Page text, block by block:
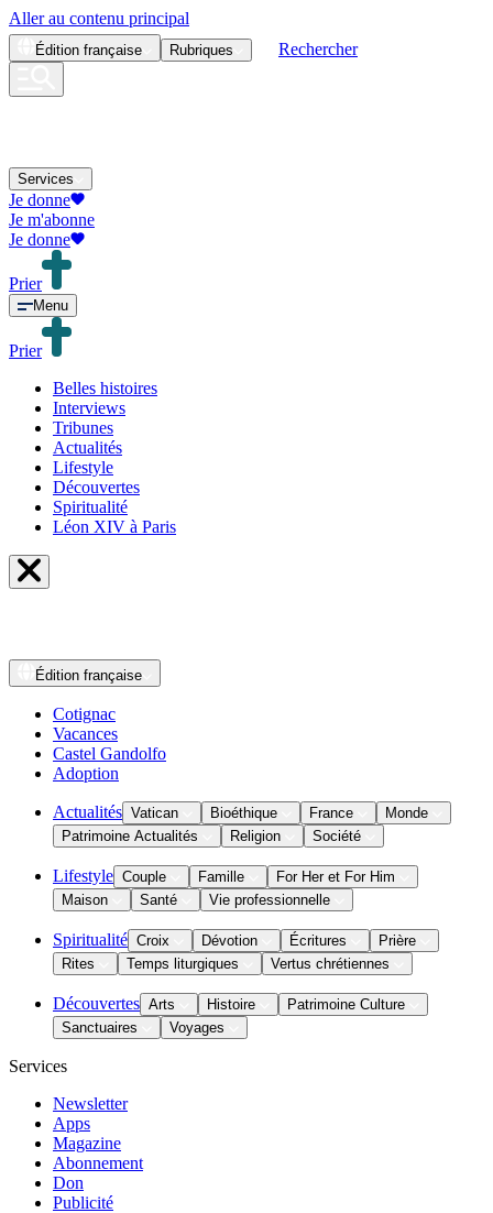
Aller au contenu principal
Édition française Rubriques Rechercher
Services
Je donne
Je m'abonne
Je donne
Prier
Menu
Prier
Belles histoires
Interviews
Tribunes
Actualités
Lifestyle
Découvertes
Spiritualité
Léon XIV à Paris
Édition française
Cotignac
Vacances
Castel Gandolfo
Adoption
Actualités Vatican Bioéthique France
Monde
Patrimoine Actualités
Religion Société
Lifestyle Couple Famille
For Her et For Him
Maison
Santé Vie professionnelle
Spiritualité Croix Dévotion Écritures
Prière
Rites
Temps liturgiques Vertus chrétiennes
Découvertes Arts Histoire
Patrimoine Culture
Sanctuaires
Voyages
Services
Newsletter
Apps
Magazine
Abonnement
Don
Publicité